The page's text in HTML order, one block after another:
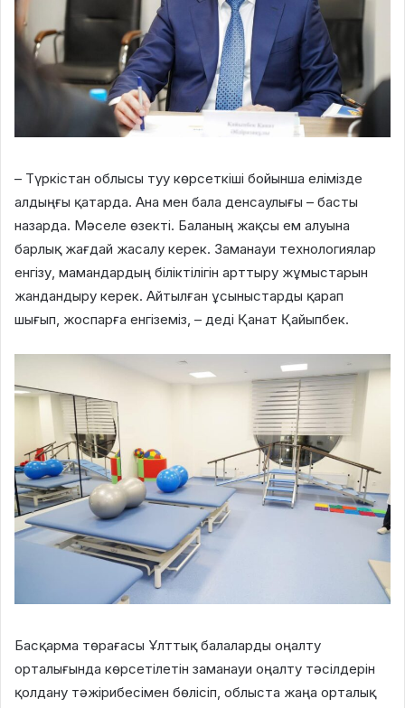
– Түркістан облысы туу көрсеткіші бойынша елімізде
алдыңғы қатарда. Ана мен бала денсаулығы – басты
назарда. Мәселе өзекті. Баланың жақсы ем алуына
барлық жағдай жасалу керек. Заманауи технологиялар
енгізу, мамандардың біліктілігін арттыру жұмыстарын
жандандыру керек. Айтылған ұсыныстарды қарап
шығып, жоспарға енгіземіз, – деді Қанат Қайыпбек.
Басқарма төрағасы Ұлттық балаларды оңалту
орталығында көрсетілетін заманауи оңалту тәсілдерін
қолдану тәжірибесімен бөлісіп, облыста жаңа орталық